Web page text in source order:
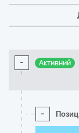
- Активний
-